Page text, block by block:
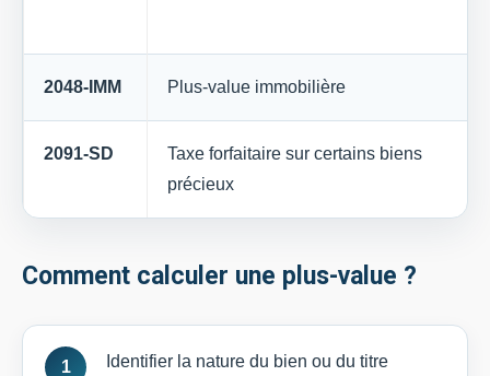
2048-IMM Plus-value immobilière
2091-SD
Taxe forfaitaire sur certains biens
précieux
Comment calculer une plus-value ?
Identifier la nature du bien ou du titre